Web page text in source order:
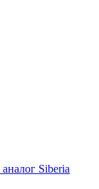
Siberia